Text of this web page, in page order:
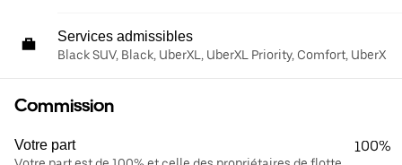
Services admissibles
Black SUV, Black, UberXL, UberXL Priority, Comfort, UberX
Commission
Votre part 100%